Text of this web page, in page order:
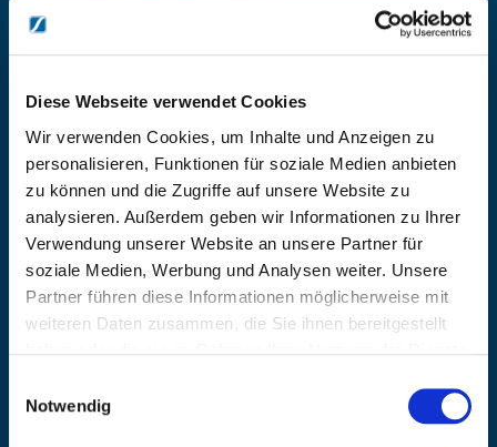
Diese Webseite verwendet Cookies
Wir verwenden Cookies, um Inhalte und Anzeigen zu
personalisieren, Funktionen für soziale Medien anbieten
zu können und die Zugriffe auf unsere Website zu
analysieren. Außerdem geben wir Informationen zu Ihrer
Verwendung unserer Website an unsere Partner für
soziale Medien, Werbung und Analysen weiter. Unsere
Partner führen diese Informationen möglicherweise mit
weiteren Daten zusammen, die Sie ihnen bereitgestellt
Notwendig
UNTERNEHMEN
Kontaktieren Sie uns
AGB nebst Kundeninformationen
Impressum
INFORMATIONEN
Preisvorschlag erstellen
Versandkosten & Lieferinformationen
Zahlungsbedingungen
Datenschutzerklärung
Widerrufsbelehrung
Erhalten Sie die neuesten Informationen zu Veranstaltungen,